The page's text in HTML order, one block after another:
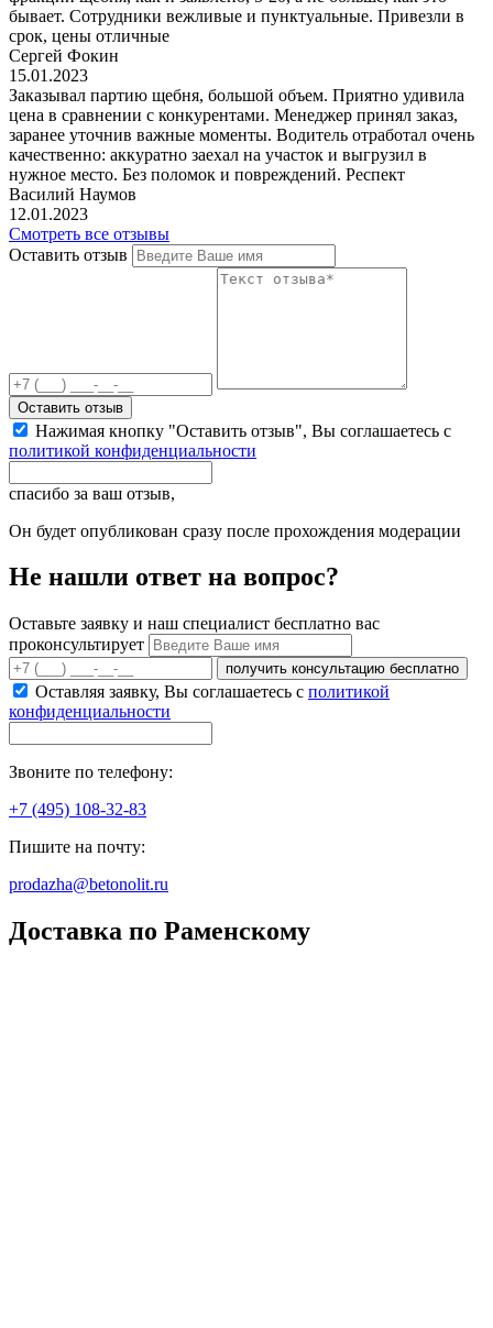
бывает. Сотрудники вежливые и пунктуальные. Привезли в
срок, цены отличные
Сергей Фокин
15.01.2023
Заказывал партию щебня, большой объем. Приятно удивила
цена в сравнении с конкурентами. Менеджер принял заказ,
заранее уточнив важные моменты. Водитель отработал очень
качественно: аккуратно заехал на участок и выгрузил в
нужное место. Без поломок и повреждений. Респект
Василий Наумов
12.01.2023
Смотреть все отзывы
Оставить отзыв
Оставить отзыв
Нажимая кнопку "Оставить отзыв", Вы соглашаетесь с
политикой конфиденциальности
спасибо за ваш отзыв,
Он будет опубликован сразу после прохождения модерации
Не нашли ответ на вопрос?
Оставьте заявку и наш специалист бесплатно вас
проконсультирует
получить консультацию бесплатно
Оставляя заявку, Вы соглашаетесь с политикой
конфиденциальности
Звоните по телефону:
+7 (495) 108-32-83
Пишите на почту:
prodazha@betonolit.ru
Доставка по Раменскому